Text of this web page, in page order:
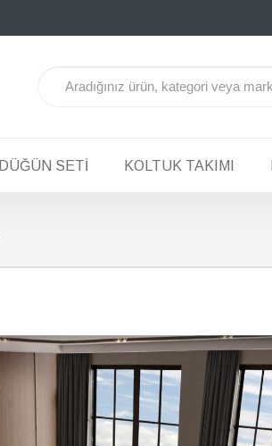
DÜĞÜN SETI KOLTUK TAKIMI